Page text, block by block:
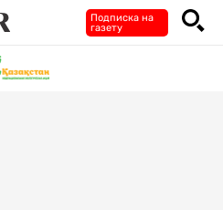
Подписка на
газету